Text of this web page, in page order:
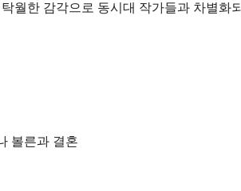
월한 감각으로 동시대 작가들과 차별화
볼른과 결혼